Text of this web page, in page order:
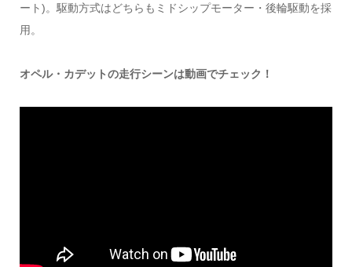
ート)。駆動方式はどちらもミドシップモーター・後輪駆動を採
用。
オペル・カデットの走行シーンは動画でチェック！